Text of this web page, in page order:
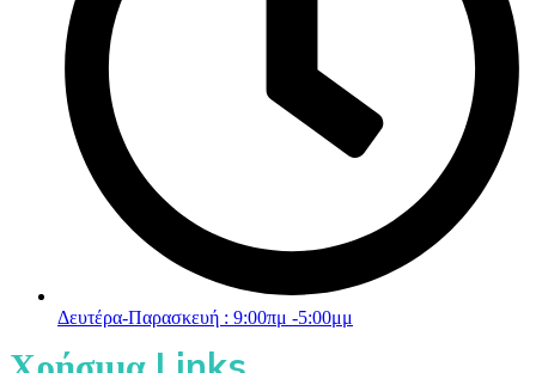
Δευτέρα-Παρασκευή : 9:00πμ -5:00μμ